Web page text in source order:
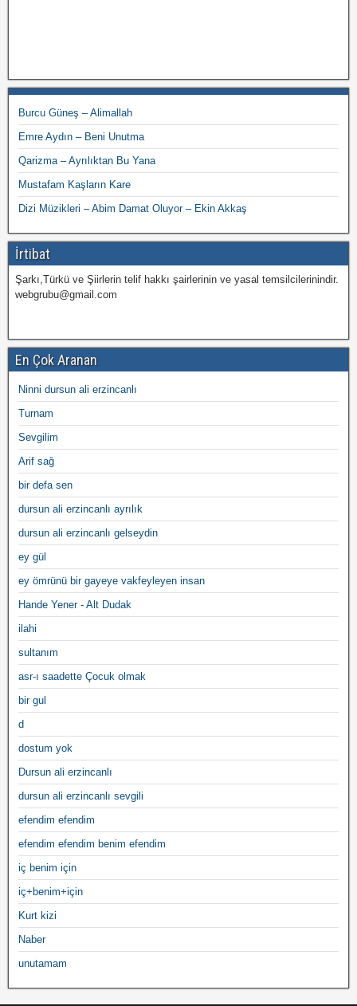
Burcu Güneş – Alimallah
Emre Aydın – Beni Unutma
Qarizma – Ayrılıktan Bu Yana
Mustafam Kaşların Kare
Dizi Müzikleri – Abim Damat Oluyor – Ekin Akkaş
İrtibat
Şarkı,Türkü ve Şiirlerin telif hakkı şairlerinin ve yasal temsilcilerinindir.
webgrubu@gmail.com
En Çok Aranan
Ninni dursun ali erzincanlı
Turnam
Sevgilim
Arif sağ
bir defa sen
dursun ali erzincanlı ayrılık
dursun ali erzincanlı gelseydin
ey gül
ey ömrünü bir gayeye vakfeyleyen insan
Hande Yener - Alt Dudak
ilahi
sultanım
asr-ı saadette Çocuk olmak
bir gul
d
dostum yok
Dursun ali erzincanlı
dursun ali erzincanlı sevgili
efendim efendim
efendim efendim benim efendim
iç benim için
iç+benim+için
Kurt kizi
Naber
unutamam